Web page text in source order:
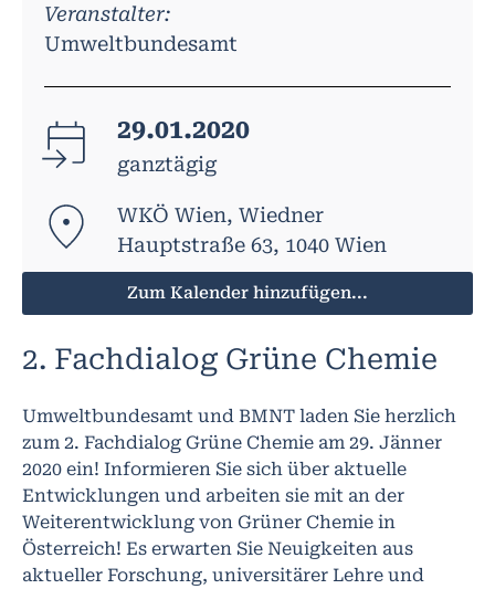
Veranstalter:
Umweltbundesamt
29.01.2020
ganztägig
WKÖ Wien, Wiedner
Hauptstraße 63, 1040 Wien
Zum Kalender hinzufügen...
2. Fachdialog Grüne Chemie
Umweltbundesamt und BMNT laden Sie herzlich
zum 2. Fachdialog Grüne Chemie am 29. Jänner
2020 ein! Informieren Sie sich über aktuelle
Entwicklungen und arbeiten sie mit an der
Weiterentwicklung von Grüner Chemie in
Österreich! Es erwarten Sie Neuigkeiten aus
aktueller Forschung, universitärer Lehre und